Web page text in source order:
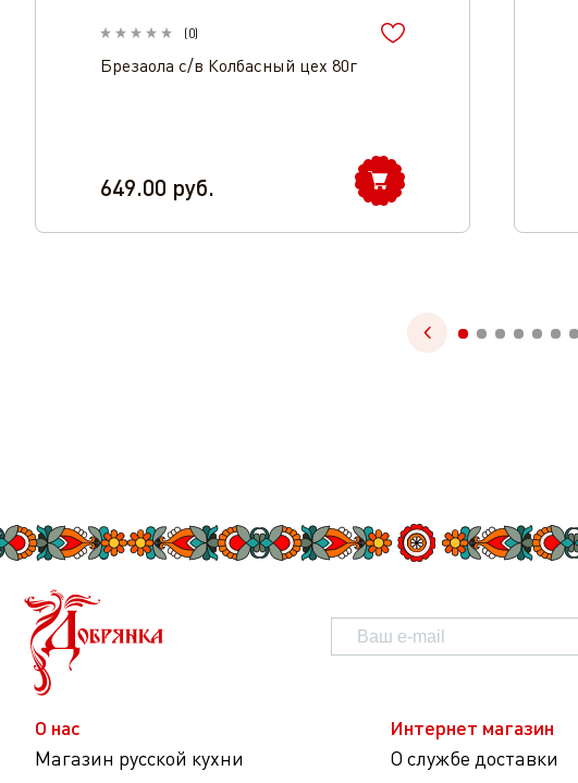
(0)
Брезаола с/в Колбасный цех 80г
649.00 руб.
О нас
Магазин русской кухни
Интернет магазин
О службе доставки